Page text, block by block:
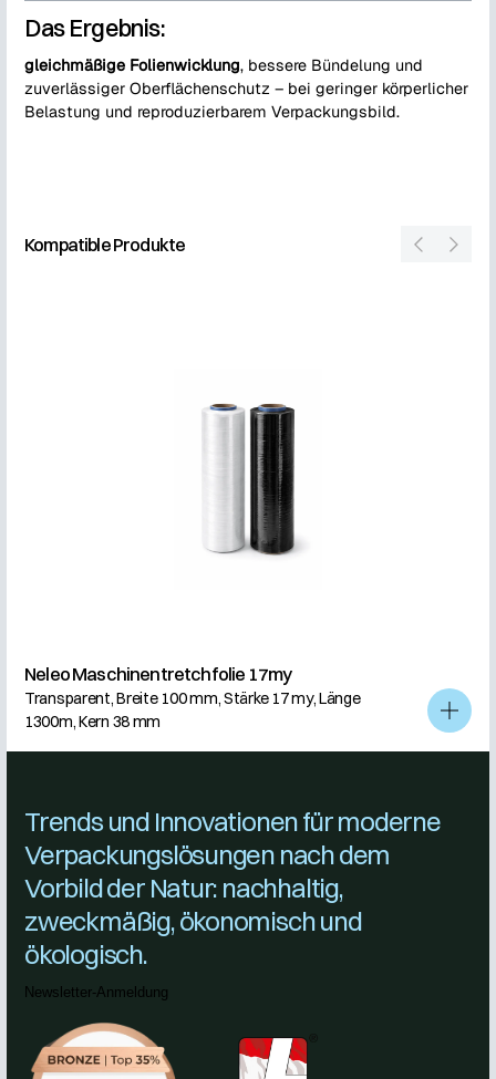
Das Ergebnis:
gleichmäßige Folienwicklung, bessere Bündelung und
zuverlässiger Oberflächenschutz – bei geringer körperlicher
Belastung und reproduzierbarem Verpackungsbild.
Kompatible Produkte
Neleo Maschinentretchfolie 17my
Transparent, Breite 100 mm, Stärke 17 my, Länge
1300m, Kern 38 mm
Trends und Innovationen für moderne
Verpackungslösungen nach dem
Vorbild der Natur: nachhaltig,
zweckmäßig, ökonomisch und
ökologisch.
Newsletter-Anmeldung